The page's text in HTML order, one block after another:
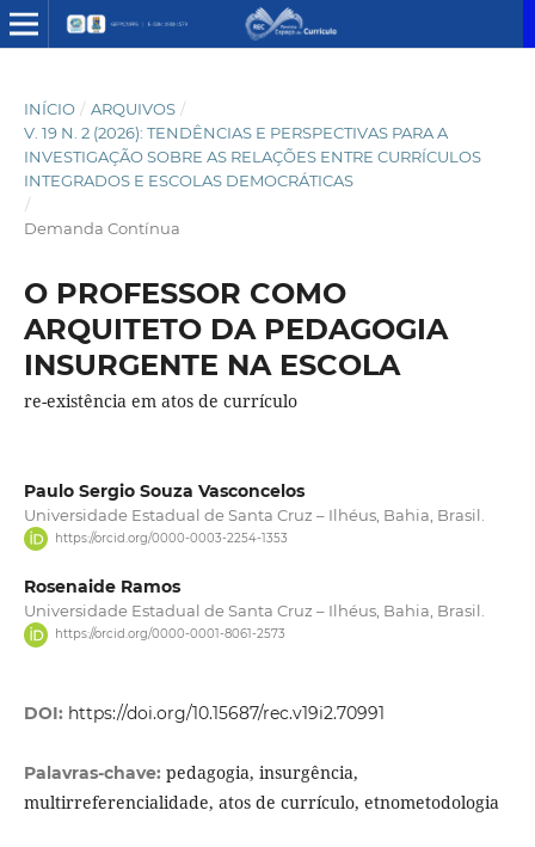
INÍCIO / ARQUIVOS /
V. 19 N. 2 (2026): TENDÊNCIAS E PERSPECTIVAS PARA A
INVESTIGAÇÃO SOBRE AS RELAÇÕES ENTRE CURRÍCULOS
INTEGRADOS E ESCOLAS DEMOCRÁTICAS
/
Demanda Contínua
O PROFESSOR COMO
ARQUITETO DA PEDAGOGIA
INSURGENTE NA ESCOLA
re-existência em atos de currículo
Paulo Sergio Souza Vasconcelos
Universidade Estadual de Santa Cruz – Ilhéus, Bahia, Brasil.
https://orcid.org/0000-0003-2254-1353
Rosenaide Ramos
Universidade Estadual de Santa Cruz – Ilhéus, Bahia, Brasil.
https://orcid.org/0000-0001-8061-2573
DOI: https://doi.org/10.15687/rec.v19i2.70991
Palavras-chave: pedagogia, insurgência,
multirreferencialidade, atos de currículo, etnometodologia